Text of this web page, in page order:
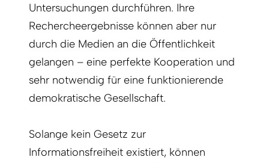
Untersuchungen durchführen. Ihre
Rechercheergebnisse können aber nur
durch die Medien an die Öffentlichkeit
gelangen – eine perfekte Kooperation und
sehr notwendig für eine funktionierende
demokratische Gesellschaft.
Solange kein Gesetz zur
Informationsfreiheit existiert, können